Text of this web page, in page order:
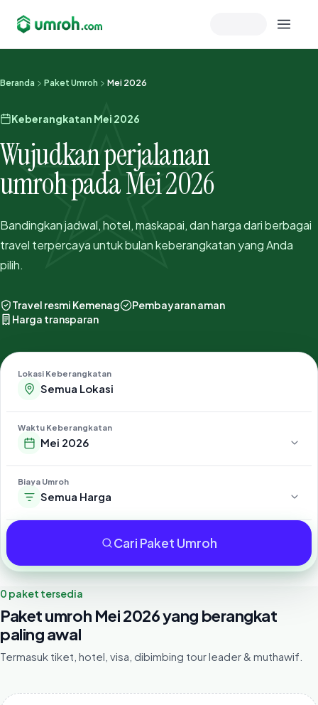
Memeriksa sesi akun
Beranda Paket Umroh Mei 2026
Keberangkatan Mei 2026
Wujudkan perjalanan
umroh pada Mei 2026
Bandingkan jadwal, hotel, maskapai, dan harga dari berbagai
travel terpercaya untuk bulan keberangkatan yang Anda
pilih.
Travel resmi Kemenag
Pembayaran aman
Harga transparan
Lokasi Keberangkatan
Waktu Keberangkatan
Mei 2026
Biaya Umroh
Semua Harga
Cari Paket Umroh
0 paket tersedia
Paket umroh Mei 2026 yang berangkat
paling awal
Termasuk tiket, hotel, visa, dibimbing tour leader & muthawif.